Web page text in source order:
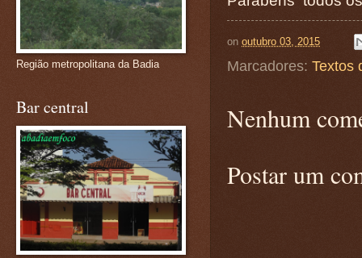
on outubro 03, 2015
Marcadores: Textos
Nenhum
Postar um
Região metropolitana da Badia
Bar central